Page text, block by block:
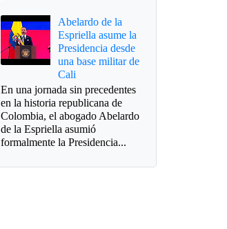
Abelardo de la
Espriella asume la
Presidencia desde
una base militar de
Cali
En una jornada sin precedentes
en la historia republicana de
Colombia, el abogado Abelardo
de la Espriella asumió
formalmente la Presidencia...